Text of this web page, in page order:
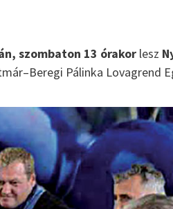
szombaton 13 órakor lesz
Pálinka Lovagrend
és lágy vaníliás, fahéjas
a csokoládés,...